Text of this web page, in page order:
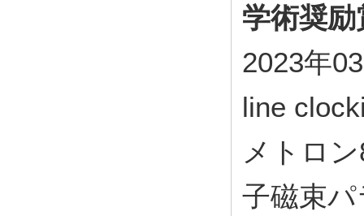
学術奨励
2023年
line
メトロ
子磁束